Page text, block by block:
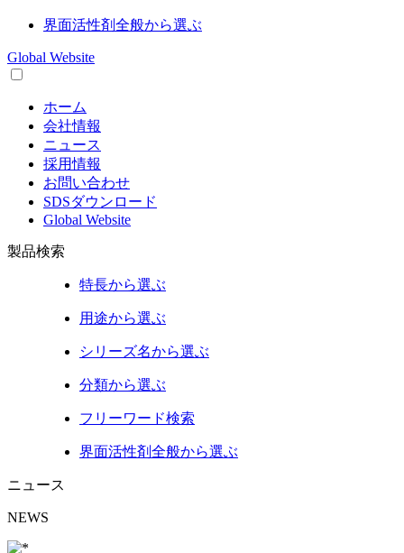
界面活性剤全般から選ぶ
Global Website
ホーム
会社情報
ニュース
採用情報
お問い合わせ
SDSダウンロード
Global Website
製品検索
特長から選ぶ
用途から選ぶ
シリーズ名から選ぶ
分類から選ぶ
フリーワード検索
界面活性剤全般から選ぶ
ニュース
NEWS